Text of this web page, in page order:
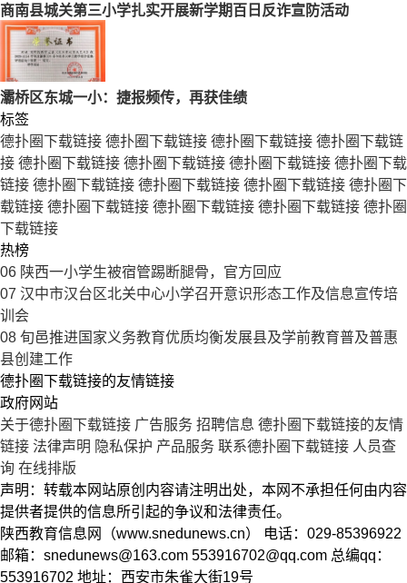
商南县城关第三小学扎实开展新学期百日反诈宣防活动
灞桥区东城一小：捷报频传，再获佳绩
标签
德扑圈下载链接 德扑圈下载链接 德扑圈下载链接 德扑圈下载链
接 德扑圈下载链接 德扑圈下载链接 德扑圈下载链接 德扑圈下载
链接 德扑圈下载链接 德扑圈下载链接 德扑圈下载链接 德扑圈下
载链接 德扑圈下载链接 德扑圈下载链接 德扑圈下载链接 德扑圈
下载链接
热榜
06 陕西一小学生被宿管踢断腿骨，官方回应
07 汉中市汉台区北关中心小学召开意识形态工作及信息宣传培
训会
08 旬邑推进国家义务教育优质均衡发展县及学前教育普及普惠
县创建工作
德扑圈下载链接的友情链接
政府网站
关于德扑圈下载链接 广告服务 招聘信息 德扑圈下载链接的友情
链接 法律声明 隐私保护 产品服务 联系德扑圈下载链接 人员查
询 在线排版
声明：转载本网站原创内容请注明出处，本网不承担任何由内容
提供者提供的信息所引起的争议和法律责任。
陕西教育信息网（www.snedunews.cn） 电话：029-85396922
邮箱： snedunews@163.com 553916702@qq.com 总编qq：
553916702 地址：西安市朱雀大街19号